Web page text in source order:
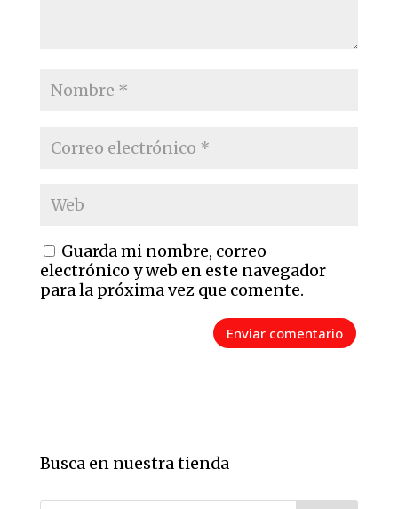
Guarda mi nombre, correo
electrónico y web en este navegador
para la próxima vez que comente.
Busca en nuestra tienda